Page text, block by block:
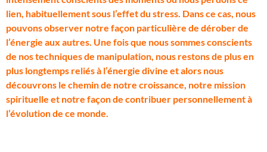
lien, habituellement sous l’effet du stress. Dans ce cas, nous
pouvons observer notre façon particulière de dérober de
l’énergie aux autres. Une fois que nous sommes conscients
de nos techniques de manipulation, nous restons de plus en
plus longtemps reliés à l’énergie divine et alors nous
découvrons le chemin de notre croissance, notre mission
spirituelle et notre façon de contribuer personnellement à
l’évolution de ce monde.